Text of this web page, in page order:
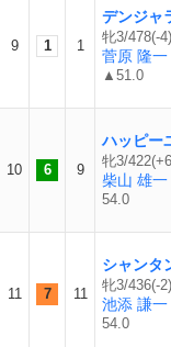
9 1 1
デンジャ
牝3/478(-4)
菅原 隆一
▲51.0
10 6 9
ハッピー
牝3/
柴山 雄一
54.0
11 7 11
シャンタ
牝3/436(-2)
池添 謙一
54.0